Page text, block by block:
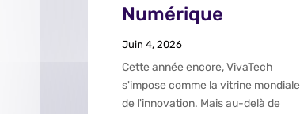
Numérique
Juin 4, 2026
Cette année encore, VivaTech
s'impose comme la vitrine mondiale
de l'innovation. Mais au-delà de